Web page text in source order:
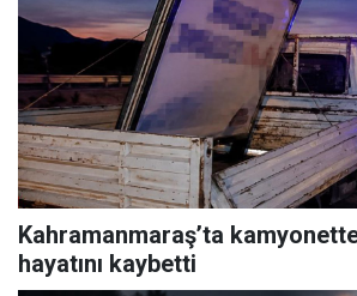
Kahramanmaraş’ta
hayatını kaybetti